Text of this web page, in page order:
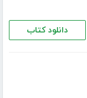
دانلود کتاب